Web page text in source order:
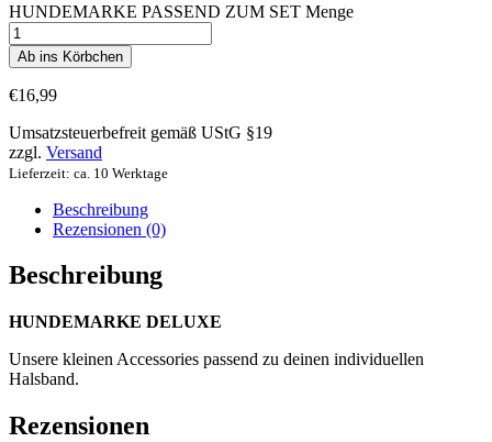
HUNDEMARKE PASSEND ZUM SET Menge
Ab ins Körbchen
€16,99
Umsatzsteuerbefreit gemäß UStG §19
zzgl. Versand
Lieferzeit: ca. 10 Werktage
Beschreibung
Rezensionen (0)
Beschreibung
HUNDEMARKE DELUXE
Unsere kleinen Accessories passend zu deinen individuellen
Halsband.
Rezensionen